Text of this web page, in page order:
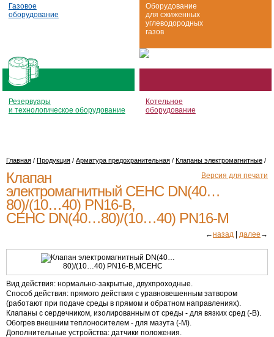
Газовое
оборудование
Оборудование
для сжиженных
углеводородных
газов
Резервуары
и технологическое оборудование
Котельное
оборудование
Главная / Продукция / Арматура предохранительная / Клапаны электромагнитные /
Версия для печати
Клапан
электромагнитный СЕНС DN(40…
80)/(10…40) PN16-В,
СЕНС DN(40…80)/(10…40) PN16-М
←назад | далее →
Вид действия: нормально-закрытые, двухпроходные.
Способ действия: прямого действия с уравновешенным затвором
(работают при подаче среды в прямом и обратном направлениях).
Клапаны с сердечником, изолированным от среды - для вязких сред (-В).
Обогрев внешним теплоносителем - для мазута (-М).
Дополнительные устройства: датчики положения.